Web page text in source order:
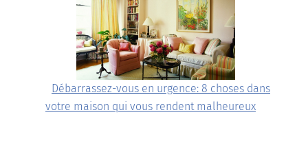
Débarrassez-vous en urgence: 8 choses dans
votre maison qui vous rendent malheureux